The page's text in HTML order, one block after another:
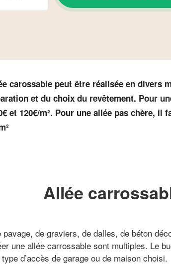
carossable peut être réalisée en divers
et du choix du revêtement. Pour
et 120€/m². Pour une allée pas chère,
Allée
pavage, de graviers, de dalles, de béton
une allée carrossable sont multiples. Le
d’accès de garage ou de maison choisi.